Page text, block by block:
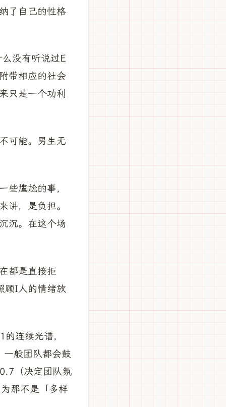
了自己的性格
没有听说过E
带相应的社会
只是一个功利
可能。男生无
些尴尬的事，
讲，是负担。
沉。在这个场
都是直接拒
顾I人的情绪放
连续光谱，
般团队都会鼓
（决定团队氛
那不是「多样